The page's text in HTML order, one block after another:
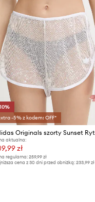
-5% z kodem: OFF*
aktualna:
zł
regularna:259,99 zł
cena z 30 dni przed obniżką:233,99 zł